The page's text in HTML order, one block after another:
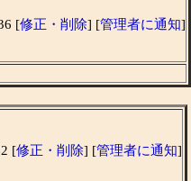
[修正・削除] [管理者に通知]
[修正・削除] [管理者に通知]